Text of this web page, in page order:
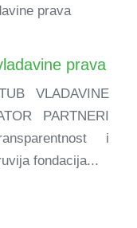
prava
VLADAVINE
PARTNERI
i
fondacija...